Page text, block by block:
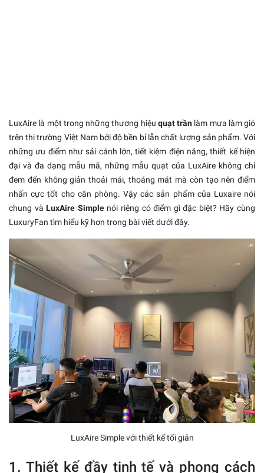
LuxAire là một trong những thương hiệu quạt trần làm mưa làm gió
trên thị trường Việt Nam bởi độ bền bỉ lẫn chất lượng sản phẩm. Với
những ưu điểm như sải cánh lớn, tiết kiệm điện năng, thiết kế hiện
đại và đa dạng mẫu mã, những mẫu quạt của LuxAire không chỉ
đem đến không giản thoải mái, thoáng mát mà còn tạo nên điểm
nhấn cực tốt cho căn phòng. Vậy các sản phẩm của Luxaire nói
chung vàLuxAire Simple nói riêng có điểm gì đặc biệt? Hãy cùng
LuxuryFan tìm hiểu kỹ hơn trong bài viết dưới đây.
LuxAire Simple với thiết kế tối giản
1. Thiết kế đầy tinh tế và phong cách